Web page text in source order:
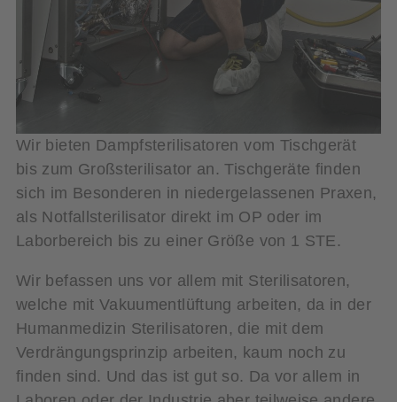
Wir bieten Dampfsterilisatoren vom Tischgerät
bis zum Großsterilisator an. Tischgeräte finden
sich im Besonderen in niedergelassenen Praxen,
als Notfallsterilisator direkt im OP oder im
Laborbereich bis zu einer Größe von 1 STE.
Wir befassen uns vor allem mit Sterilisatoren,
welche mit Vakuumentlüftung arbeiten, da in der
Humanmedizin Sterilisatoren, die mit dem
Verdrängungsprinzip arbeiten, kaum noch zu
finden sind. Und das ist gut so. Da vor allem in